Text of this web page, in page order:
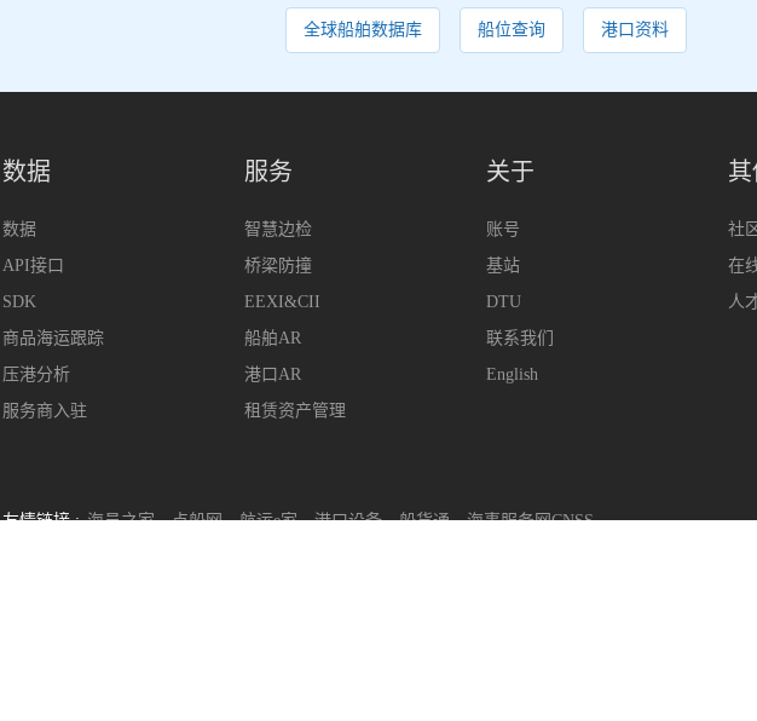
全球船舶数据库 船位查询 港口资料
数据
数据
API接口
SDK
商品海运跟踪
压港分析
服务商入驻
服务
智慧边检
桥梁防撞
EEXI&CII
船舶AR
港口AR
租赁资产管理
关于
账号
基站
DTU
联系我们
English
社
在
人
友情链接 : 海员之家 点船网 航运e家 港口设备 船货通 海事服务网CNSS